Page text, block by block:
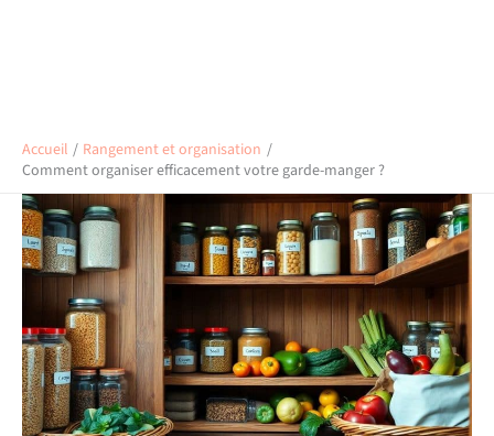
Accueil
Rangement et organisation
Comment organiser efficacement votre garde-manger ?